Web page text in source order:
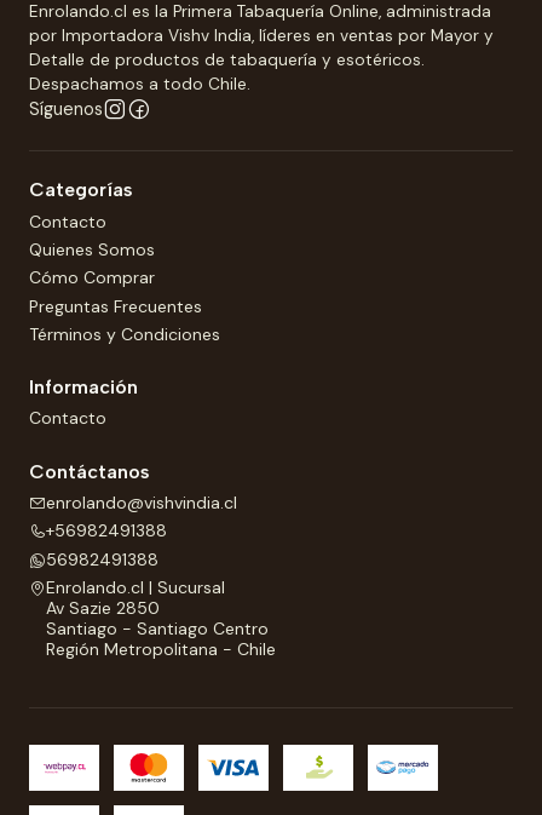
Enrolando.cl es la Primera Tabaquería Online, administrada
por Importadora Vishv India, líderes en ventas por Mayor y
Detalle de productos de tabaquería y esotéricos.
Despachamos a todo Chile.
Síguenos
Categorías
Contacto
Quienes Somos
Cómo Comprar
Preguntas Frecuentes
Términos y Condiciones
Información
Contacto
Contáctanos
enrolando@vishvindia.cl
+56982491388
56982491388
Enrolando.cl | Sucursal
Av Sazie 2850
Santiago - Santiago Centro
Región Metropolitana - Chile